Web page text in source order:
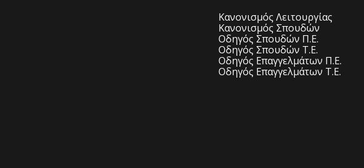
Κανονισμός Λειτουργίας
Κανονισμός Σπουδών
Οδηγός Σπουδών Π.Ε.
Οδηγός Σπουδών Τ.Ε.
Οδηγός Επαγγελμάτων Π.Ε.
Οδηγός Επαγγελμάτων Τ.Ε.